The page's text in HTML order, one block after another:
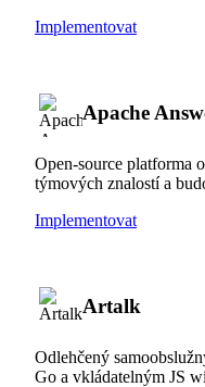
Implementovat
Apache
Open-source platforma
týmových znalostí a
Implementovat
Artalk
Odlehčený
Go a vkládatelným JS